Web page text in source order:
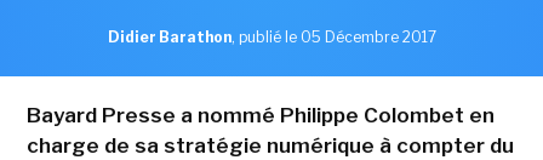
Didier Barathon, publié le 05 Décembre 2017
Bayard Presse a nommé Philippe Colombet en
charge de sa stratégie numérique à compter du